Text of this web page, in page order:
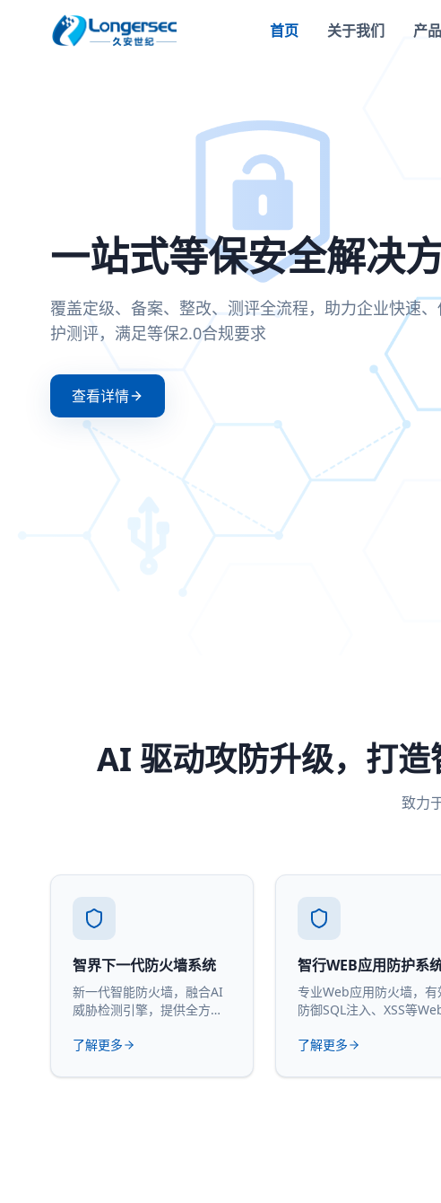
首页 关于我们 产
一站式等保安全解
覆盖定级、备案、整改、测评全流程，助力企业快
护测评，满足等保2.0合规要求
查看详情
密评合规改造方案
全面支持国密SM2/SM3/SM4算法，满足密评合规要求
可信、可控、可审计
查看详情
两高一弱安全解决
聚焦高危漏洞、高危端口和弱口令治理，构建主动
防护体系
查看详情
零信任安全接入解
基于零信任架构实现身份验证与动态授权，确保每
证和持续评估
查看详情
AI 驱动攻防升级，打
致力
智界下一代防火墙系统
新一代智能防火墙，融合AI
威胁检测引擎，提供全方位
了解更多
智行WEB应用防护系
专业Web应用防火墙，有
防御SQL注入、XSS等
了解更多